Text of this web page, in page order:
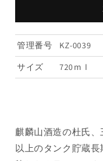
金
（長
期
熟
成
2023
木
金
（
期
熟
成
木
管理番号
KZ-0039
サイズ
720ｍｌ
麒麟山酒造の杜氏
以上のタンク貯蔵